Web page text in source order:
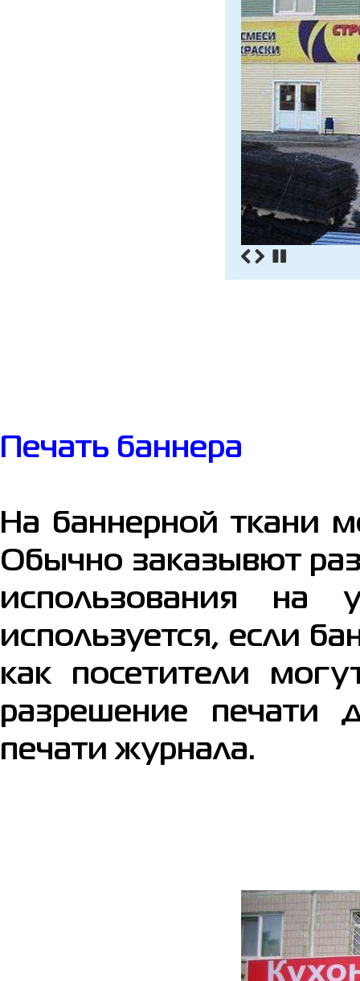
Печать баннера
На баннерной ткани
Обычно заказывют
использования
используется, если
как посетители
разрешение печати
печати журнала.